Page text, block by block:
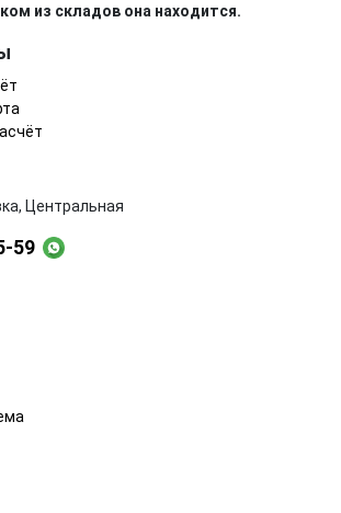
из складов она находится.
Центральная
59